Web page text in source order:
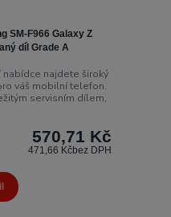
SM-F966 Galaxy Z
díl Grade A
nabídce najdete široký
váš mobilní telefon.
servisním dílem,
570,71 Kč
471,66 Kčbez DPH